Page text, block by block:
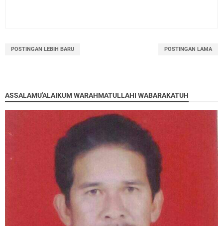
POSTINGAN LEBIH BARU POSTINGAN LAMA
ASSALAMU'ALAIKUM WARAHMATULLAHI WABARAKATUH